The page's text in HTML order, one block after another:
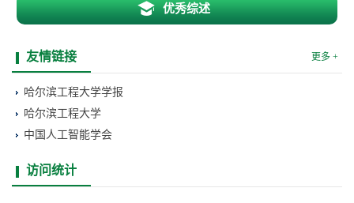
优秀综述
友情链接 更多 +
哈尔滨工程大学学报
哈尔滨工程大学
中国人工智能学会
访问统计